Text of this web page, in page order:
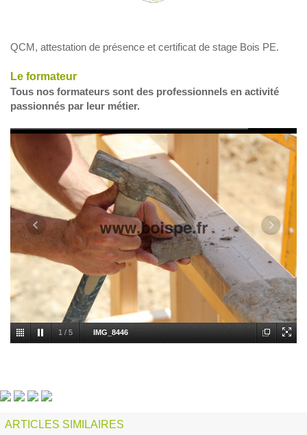
QCM, attestation de présence et certificat de stage Bois PE.
Le formateur
Tous nos formateurs sont des professionnels en activité
passionnés par leur métier.
1 / 5 IMG_8446
ARTICLES SIMILAIRES